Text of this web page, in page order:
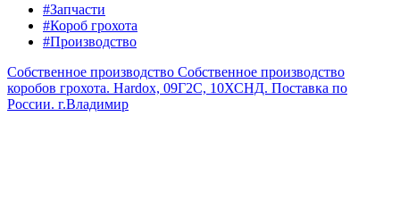
#Запчасти
#Короб грохота
#Производство
Собственное производство Собственное производство
коробов грохота. Hardox, 09Г2С, 10ХСНД. Поставка по
России. г.Владимир